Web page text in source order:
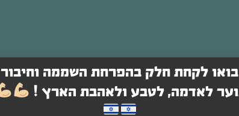
בואו לקחת חלק בהפרחת השממה וחיבור
לאדמה, לטבע ולאהבת הארץ !